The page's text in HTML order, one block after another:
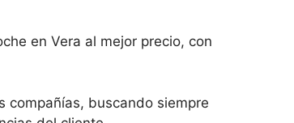
en Vera al mejor precio, con
compañías, buscando siempre